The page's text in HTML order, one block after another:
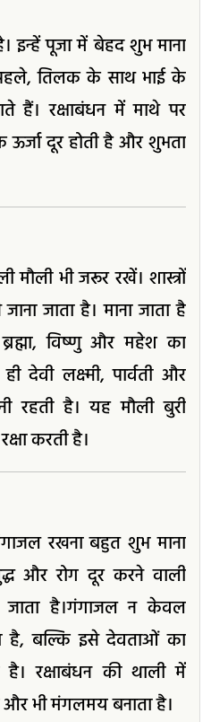
इन्हें पूजा में बेहद शुभ माना
तिलक के साथ भाई के
हैं। रक्षाबंधन में माथे पर
दूर होती है और शुभता
मौली भी जरूर रखें। शास्त्रों
जाता है। माना जाता है
विष्णु और महेश का
देवी लक्ष्मी, पार्वती और
रहती है। यह मौली बुरी
करती है।
रखना बहुत शुभ माना
और रोग दूर करने वाली
है।गंगाजल न केवल
है, बल्कि इसे देवताओं का
है। रक्षाबंधन की थाली में
भी मंगलमय बनाता है।